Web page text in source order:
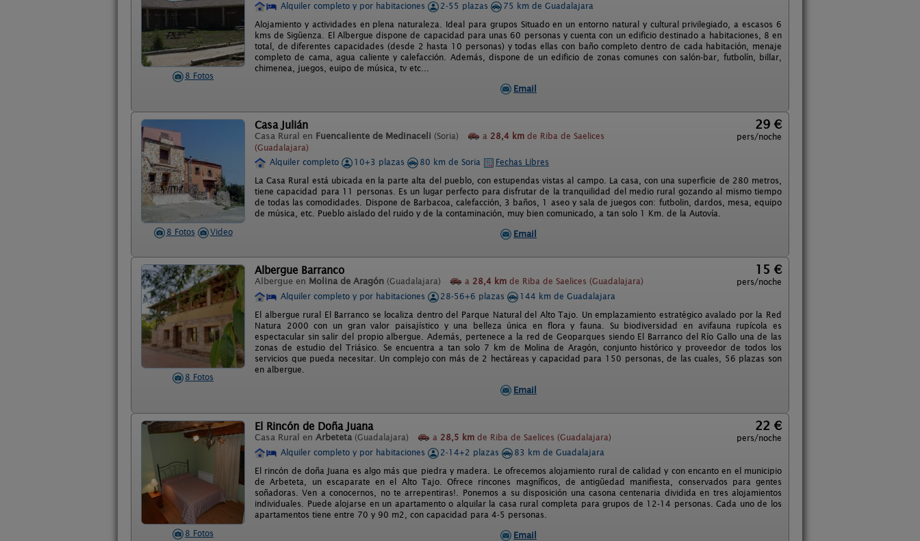
8 Fotos
Alquiler completo y por habitaciones 2-55 plazas
75 km de Guadalajara
Alojamiento y actividades en plena naturaleza. Ideal para grupos Situado en un entorno natural y cultural privilegiado, a escasos 6
kms de Sigüenza. El Albergue dispone de capacidad para unas 60 personas y cuenta con un edificio destinado a habitaciones, 8 en
total, de diferentes capacidades (desde 2 hasta 10 personas) y todas ellas con baño completo dentro de cada habitación, menaje
completo de cama, agua caliente y calefacción. Además, dispone de un edificio de zonas comunes con salón-bar, futbolín, billar,
chimenea, juegos, euipo de música, tv etc...
Email
8 Fotos Video
Casa Julián
Casa Rural en Fuencaliente de Medinaceli (Soria) a 28,4 km de Riba de Saelices
(Guadalajara)
29 €
pers/noche
Alquiler completo 10+3 plazas 80 km de Soria
Fechas Libres
La Casa Rural está ubicada en la parte alta del pueblo, con estupendas vistas al campo. La casa, con una superficie de 280 metros,
tiene capacidad para 11 personas. Es un lugar perfecto para disfrutar de la tranquilidad del medio rural gozando al mismo tiempo
de todas las comodidades. Dispone de Barbacoa, calefacción, 3 baños, 1 aseo y sala de juegos con: futbolin, dardos, mesa, equipo
de música, etc. Pueblo aislado del ruido y de la contaminación, muy bien comunicado, a tan solo 1 Km. de la Autovía.
Email
8 Fotos
Albergue Barranco
Albergue en Molina de Aragón (Guadalajara) a 28,4 km de Riba de Saelices (Guadalajara)
15 €
pers/noche
Alquiler completo y por habitaciones
28-56+6 plazas
144 km de Guadalajara
El albergue rural El Barranco se localiza dentro del Parque Natural del Alto Tajo. Un emplazamiento estratégico avalado por la Red
Natura 2000 con un gran valor paisajístico y una belleza única en flora y fauna. Su biodiversidad en avifauna rupícola es
espectacular sin salir del propio albergue. Además, pertenece a la red de Geoparques siendo El Barranco del Río Gallo una de las
zonas de estudio del Triásico. Se encuentra a tan solo 7 km de Molina de Aragón, conjunto histórico y proveedor de todos los
servicios que pueda necesitar. Un complejo con más de 2 hectáreas y capacidad para 150 personas, de las cuales, 56 plazas son
en albergue.
Email
8 Fotos
El Rincón de Doña Juana
Casa Rural en Arbeteta (Guadalajara) a 28,5 km de Riba de Saelices (Guadalajara)
22 €
pers/noche
Alquiler completo y por habitaciones
2-14+2 plazas
83 km de Guadalajara
El rincón de doña Juana es algo más que piedra y madera. Le ofrecemos alojamiento rural de calidad y con encanto en el municipio
de Arbeteta, un escaparate en el Alto Tajo. Ofrece rincones magníficos, de antigüedad manifiesta, conservados para gentes
soñadoras. Ven a conocernos, no te arrepentiras!. Ponemos a su disposición una casona centenaria dividida en tres alojamientos
individuales. Puede alojarse en un apartamento o alquilar la casa rural completa para grupos de 12-14 personas. Cada uno de los
apartamentos tiene entre 70 y 90 m2, con capacidad para 4-5 personas.
Email